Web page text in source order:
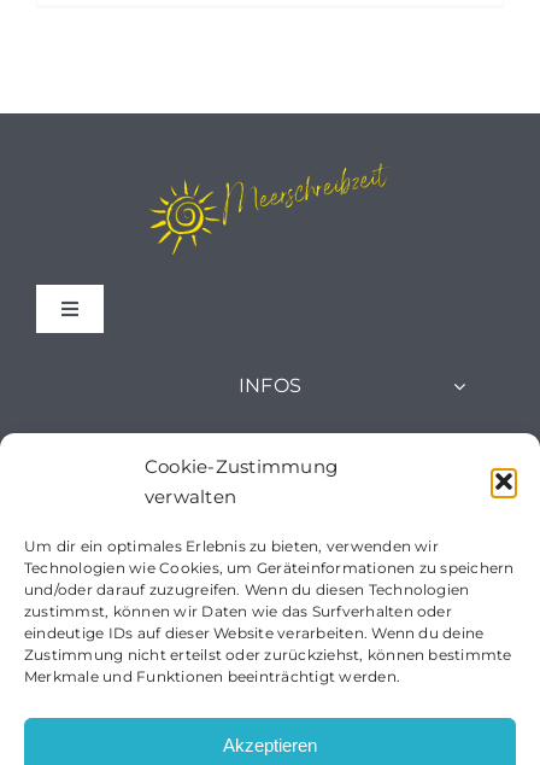
Cookie-Zustimmung
verwalten
Um dir ein optimales Erlebnis zu bieten, verwenden wir
Technologien wie Cookies, um Geräteinformationen zu speichern
und/oder darauf zuzugreifen. Wenn du diesen Technologien
zustimmst, können wir Daten wie das Surfverhalten oder
eindeutige IDs auf dieser Website verarbeiten. Wenn du deine
Zustimmung nicht erteilst oder zurückziehst, können bestimmte
Merkmale und Funktionen beeinträchtigt werden.
Akzeptieren
Toggle
AGB
INFOS
EVENTS
KONTAKT
BLOG